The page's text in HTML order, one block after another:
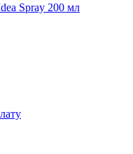
Spray 200 мл